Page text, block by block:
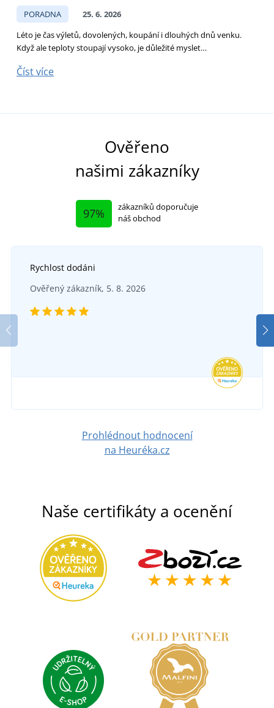
PORADNA
25. 6. 2026
Léto je čas výletů, dovolených, koupání i dlouhých dnů venku.
Když ale teploty stoupají vysoko, je důležité myslet…
Číst více
Ověřeno
našimi zákazníky
97%
zákazníků doporučuje
náš obchod
Rychlost dodáni
Ověřený zákazník, 5. 8. 2026
Prohlédnout hodnocení
na Heuréka.cz
Naše certifikáty a ocenění